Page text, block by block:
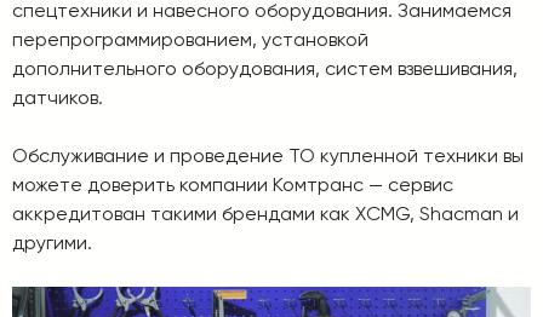
спецтехники и навесного оборудования. Занимаемся
перепрограммированием, установкой
дополнительного оборудования, систем взвешивания,
датчиков.
Обслуживание и проведение ТО купленной техники вы
можете доверить компании Комтранс — сервис
аккредитован такими брендами как XCMG, Shacman и
другими.